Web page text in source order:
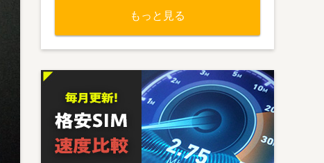
もっと見る